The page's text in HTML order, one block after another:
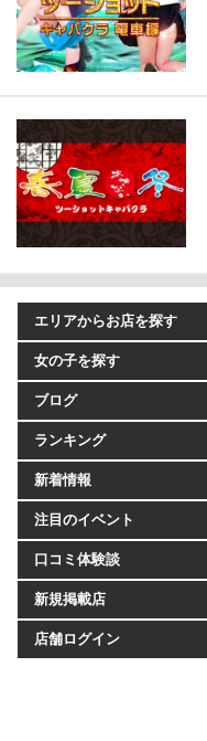
エリアからお店を探す
女の子を探す
ブログ
ランキング
新着情報
注目のイベント
口コミ体験談
新規掲載店
店舗ログイン